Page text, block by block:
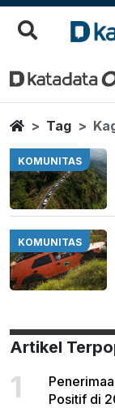
Kagama
Berita
HomeTag
KOMUNITAS
KOMUNITAS
Artikel
1
Positif di